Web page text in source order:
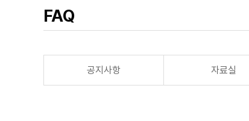
FAQ
공지사항 자료실